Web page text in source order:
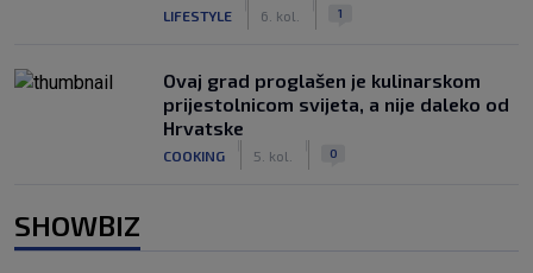
LIFESTYLE 6. kol. 1
Ovaj grad proglašen je kulinarskom
prijestolnicom svijeta, a nije daleko od
Hrvatske
COOKING 5. kol. 0
SHOWBIZ